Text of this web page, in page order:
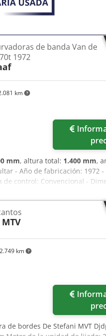
km
de banda Van de
1972
mm, altura total: 1.400 mm,
- Año de fabricación: 1972 -
control: Convencional -
- Peso de transporte [kg]:
El precio indicado no
empresas Entrega y
de la industria Djdpfezm
km
MTV
de bordes De Stefani MVT